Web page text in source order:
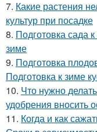
7. Какие растения
культур при посадке
8. Подготовка сада
зиме
9. Подготовка
Подготовка к зиме
10. Что нужно
удобрения вносить
11. Когда и как